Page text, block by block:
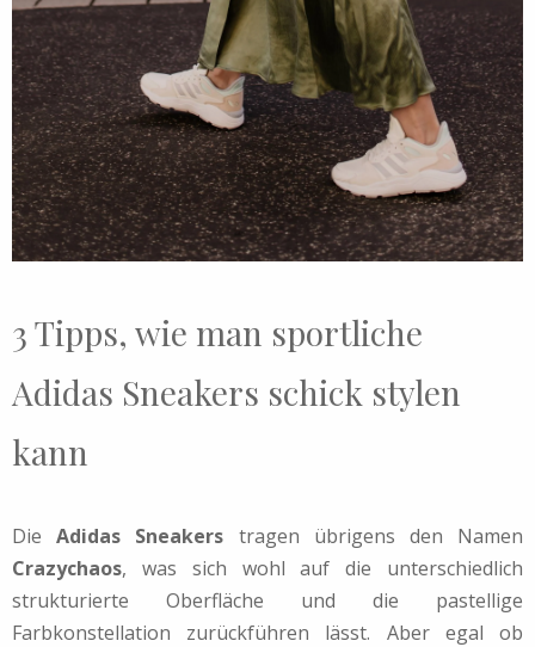
3 Tipps, wie man sportliche
Adidas Sneakers schick stylen
kann
DieAdidas Sneakers tragen übrigens den Namen
Crazychaos, was sich wohl auf die unterschiedlich
strukturierte Oberfläche und die pastellige
Farbkonstellation zurückführen lässt. Aber egal ob